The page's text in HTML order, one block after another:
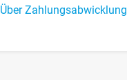
Über Zahlungsabwicklung